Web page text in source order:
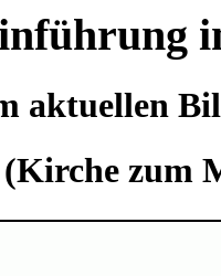
aktuellen
(Kirche zum